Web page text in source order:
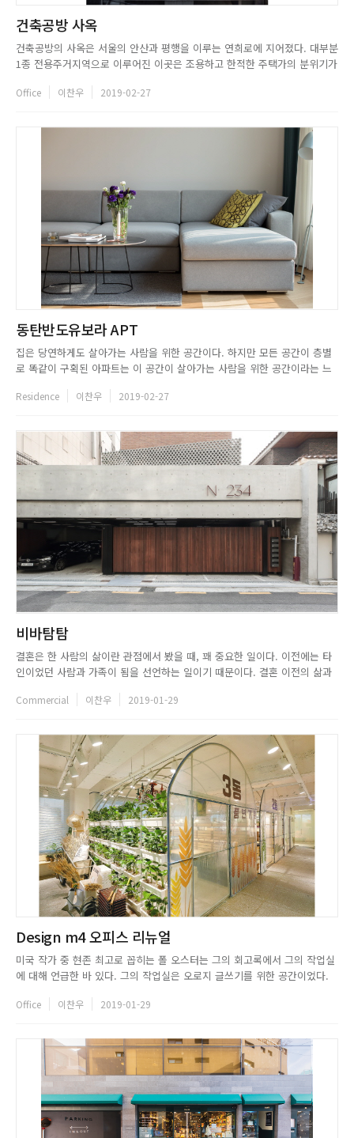
건축공방 사옥
건축공방의 사옥은 서울의 안산과 평행을 이루는 연희로에 지어졌다. 대부분
1종 전용주거지역으로 이루어진 이곳은 조용하고 한적한 주택가의 분위기가
시 수공예 가게, 공방, 수제 커피숍, 수제 맥주 가게 등이 새롭게 들어서 연희
Office 이찬우 2019-02-27
동탄반도유보라 APT
집은 당연하게도 살아가는 사람을 위한 공간이다. 하지만 모든 공간이 층별
로 똑같이 구획된 아파트는 이 공간이 살아가는 사람을 위한 공간이라는 느
의문이 가는 부분마저 있다. 로멘토디자인스튜디오는 동탄반도유보라 APT
Residence 이찬우 2019-02-27
비바탐탐
결혼은 한 사람의 삶이란 관점에서 봤을 때, 꽤 중요한 일이다. 이전에는 타
인이었던 사람과 가족이 됨을 선언하는 일이기 때문이다. 결혼 이전의 삶과
자리인 결혼식은, 언중에게 그 자체로 결혼과 동일시되기도 한다. 이 기념식
Commercial 이찬우 2019-01-29
Design m4 오피스 리뉴얼
미국 작가 중 현존 최고로 꼽히는 폴 오스터는 그의 회고록에서 그의 작업실
에 대해 언급한 바 있다. 그의 작업실은 오로지 글쓰기를 위한 공간이었다.
었다. m4의 사무실 또한 하나의 작품을 만들어내는 아틀리에다. 회사의 철
Office 이찬우 2019-01-29